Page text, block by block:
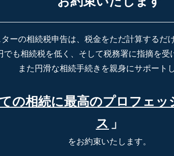
ーの相続税申告は、税金をただ計算するだ
でも相続税を低く、そして税務署に指摘を受
また円滑な相続手続きを親身にサポート
の相続に最高のプロフェッ
ス 」
をお約束いたします。